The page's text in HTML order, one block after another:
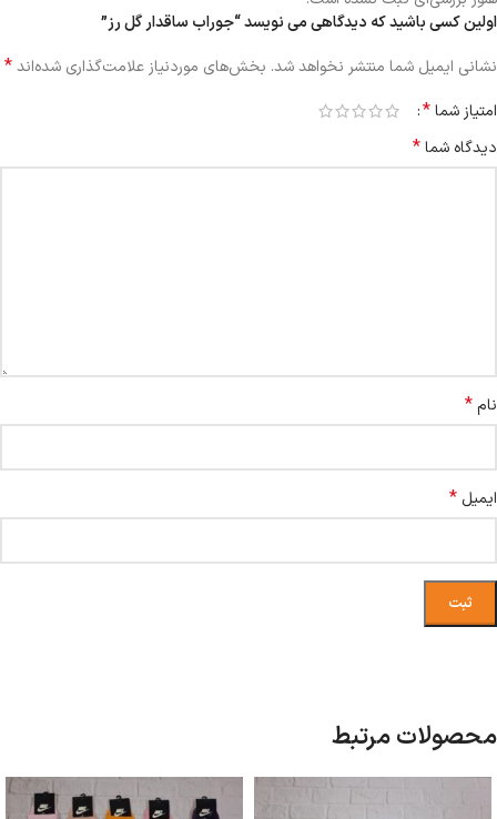
اولین کسی باشید که دیدگاهی می نویسد “جوراب ساقدار گل رز”
نشانی ایمیل شما منتشر نخواهد شد. بخش‌های موردنیاز علامت‌گذاری شده‌اند*
امتیاز شما*
دیدگاه شما*
نام*
ایمیل *
محصولات مرتبط